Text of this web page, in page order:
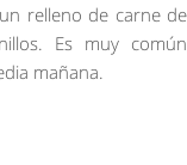
relleno de carne de
Es muy común
mañana.